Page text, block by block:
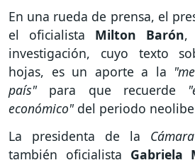
En una rueda de prensa, el
el oficialista Milton Barón,
investigación, cuyo texto
hojas, es un aporte a la
país"para que recuerde
económico"del periodo
La presidenta de la
también oficialista Gabriela